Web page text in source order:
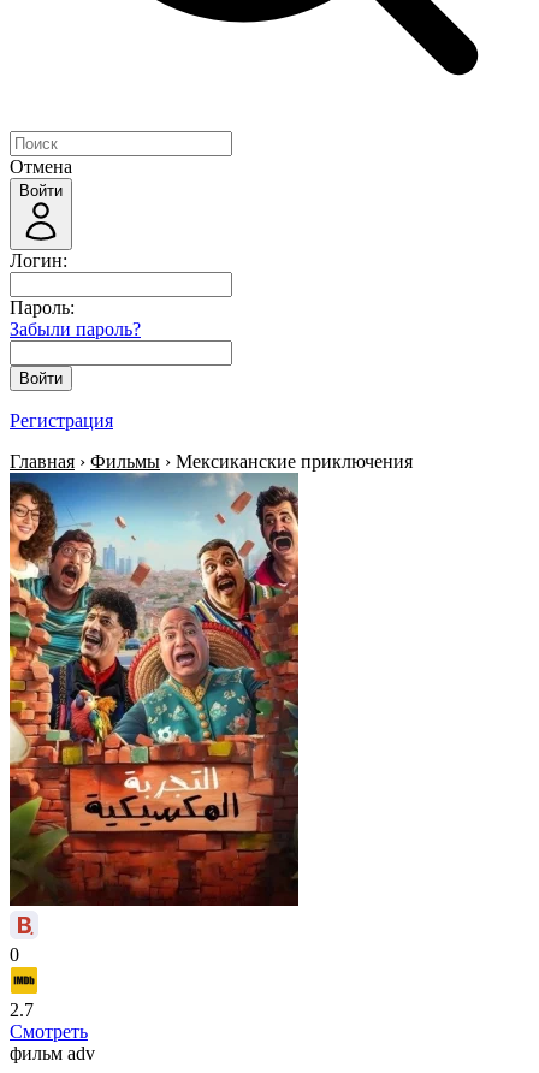
Отмена
Войти
Логин:
Пароль:
Забыли пароль?
Войти
Регистрация
Главная › Фильмы › Мексиканские приключения
0
2.7
Смотреть
фильм adv